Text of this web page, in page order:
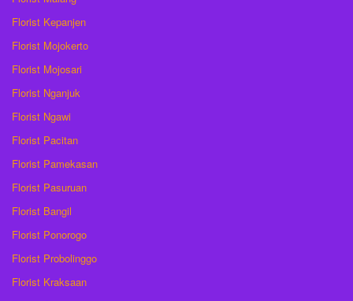
Florist Kepanjen
Florist Mojokerto
Florist Mojosari
Florist Nganjuk
Florist Ngawi
Florist Pacitan
Florist Pamekasan
Florist Pasuruan
Florist Bangil
Florist Ponorogo
Florist Probolinggo
Florist Kraksaan